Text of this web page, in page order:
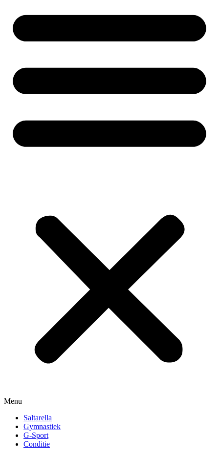
Menu
Saltarella
Gymnastiek
G-Sport
Conditie